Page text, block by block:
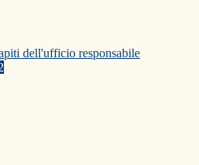
dell'ufficio responsabile